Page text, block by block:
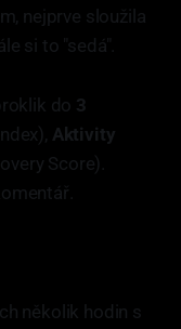
nejprve sloužila
si to "sedá".
do 3
Aktivity
Score).
několik hodin s